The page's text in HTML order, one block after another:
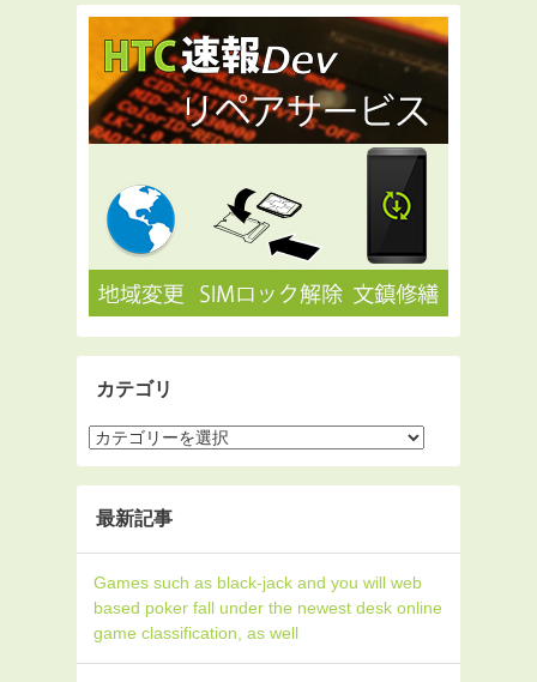
カテゴリ
最新記事
Games such as black-jack and you will web
based poker fall under the newest desk online
game classification, as well